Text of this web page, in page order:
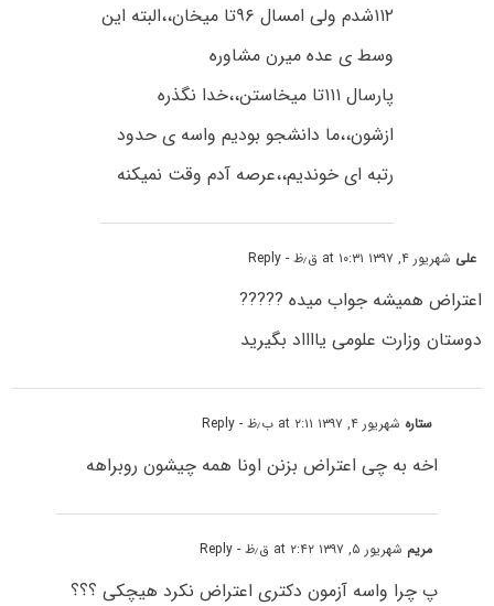
۱۱۲شدم ولی امسال ۹۶تا میخان،،البته این
وسط ی عده میرن مشاوره
پارسال ۱۱۱تا میخاستن،،خدا نگذره
ازشون،،ما دانشجو بودیم واسه ی حدود
رتبه ای خوندیم،،عرصه آدم وقت نمیکنه
علی شهریور ۴, ۱۳۹۷ at ۱۰:۳۱ ق٫ظ - Reply
اعتراض همیشه جواب میده ?????
دوستان وزارت علومی یااااد بگیرید
ستاره شهریور ۴, ۱۳۹۷ at ۲:۱۱ ب٫ظ - Reply
اخه به چی اعتراض بزنن اونا همه چیشون روبراهه
مریم شهریور ۵, ۱۳۹۷ at ۲:۴۲ ق٫ظ - Reply
پ چرا واسه آزمون دکتری اعتراض نکرد هیچکی ؟؟؟